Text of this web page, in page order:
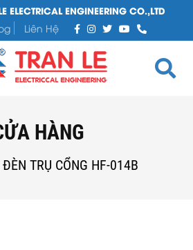
ELECTRICAL ENGINEERING CO.,LTD
Liên Hệ
HÀNG
ĐÈN TRỤ CỔNG HF-014B